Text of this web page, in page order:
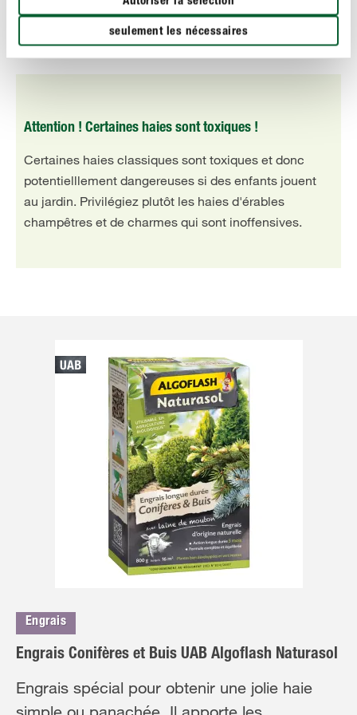
seulement les nécessaires
Attention ! Certaines haies sont toxiques !
Certaines haies classiques sont toxiques et donc
potentielllement dangereuses si des enfants jouent
au jardin. Privilégiez plutôt les haies d'érables
champêtres et de charmes qui sont inoffensives.
Engrais
Engrais Conifères et Buis UAB Algoflash Naturasol
Engrais spécial pour obtenir une jolie haie